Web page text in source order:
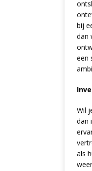
bij
dan
een
Wil
dan
als